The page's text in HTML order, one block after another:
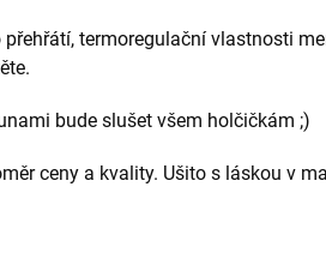
přehřátí, termoregulační vlastnosti
bude slušet všem holčičkám ;)
ceny a kvality. Ušito s láskou v